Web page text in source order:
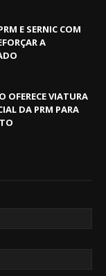
E SERNIC COM
A
OFERECE VIATURA
DA PRM PARA